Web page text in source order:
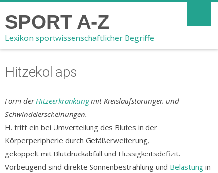
SPORT A-Z
Lexikon sportwissenschaftlicher Begriffe
Hitzekollaps
Form derHitzeerkrankungmit Kreislaufstörungen und
Schwindelerscheinungen.
H. tritt ein bei Umverteilung des Blutes in der
Körperperipherie durch Gefäßerweiterung,
gekoppelt mit Blutdruckabfall und Flüssigkeitsdefizit.
Vorbeugend sind direkte Sonnenbestrahlung und Belastung in